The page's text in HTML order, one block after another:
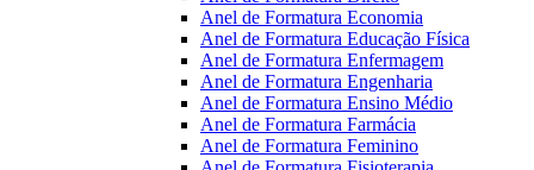
Anel de Formatura Economia
Anel de Formatura Educação Física
Anel de Formatura Enfermagem
Anel de Formatura Engenharia
Anel de Formatura Ensino Médio
Anel de Formatura Farmácia
Anel de Formatura Feminino